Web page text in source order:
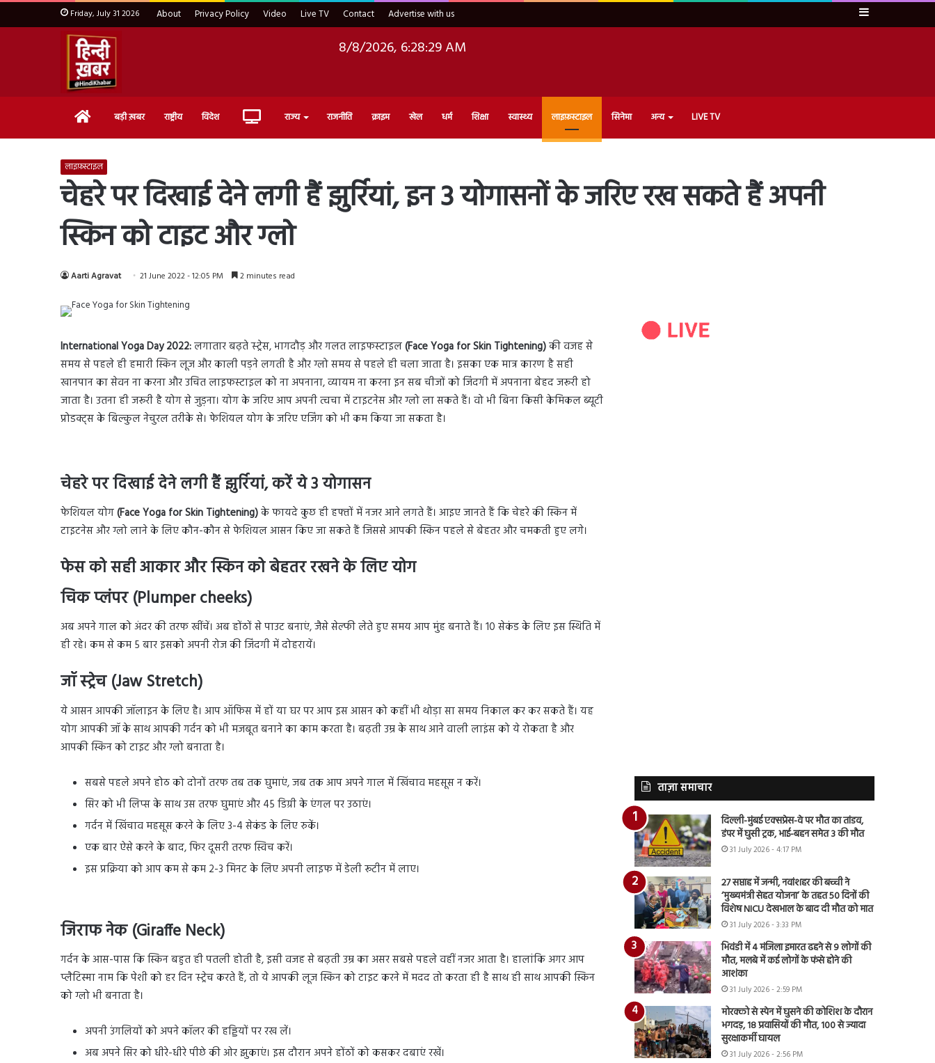
Friday, July 31 2026 About Privacy Policy Video Live TV Contact Advertise with us Sidebar
8/8/2026, 6:28:30 AM
Home बड़ी ख़बर राष्ट्रीय विदेश Live राज्य राजनीति क्राइम खेल धर्म शिक्षा स्वास्थ्य लाइफ़स्टाइल सिनेमा अन्य LIVE TV
लाइफ़स्टाइल
चेहरे पर दिखाई देने लगी हैं झुर्रियां, इन 3 योगासनों के जरिए रख सकते हैं अपनी
स्किन को टाइट और ग्लो
Aarti Agravat 21 June 2022 - 12:05 PM 2 minutes read
International Yoga Day 2022:लगातार बढ़ते स्ट्रेस, भागदौड़ और गलत लाइफस्टाइल(Face Yoga for Skin Tightening)की वजह से
समय से पहले ही हमारी स्किन लूज और काली पड़ने लगती है और ग्लो समय से पहले ही चला जाता है। इसका एक मात्र कारण है सही
खानपान का सेवन ना करना और उचित लाइफस्टाइल को ना अपनाना, व्यायम ना करना इन सब चीजों को जिंदगी में अपनाना बेहद जरूरी हो
जाता है। उतना ही जरूरी है योग से जुड़ना। योग के जरिए आप अपनी त्वचा में टाइटनेस और ग्लो ला सकते हैं। वो भी बिना किसी केमिकल ब्यूटी
प्रोडक्ट्स के बिल्कुल नेचुरल तरीके से। फेशियल योग के जरिए एजिंग को भी कम किया जा सकता है।
चेहरे पर दिखाई देने लगी हैं झुर्रियां, करें ये 3 योगासन
फेशियल योग(Face Yoga for Skin Tightening)के फायदे कुछ ही हफ्तों में नजर आने लगते हैं। आइए जानते हैं कि चेहरे की स्किन में
टाइटनेस और ग्लो लाने के लिए कौन-कौन से फेशियल आसन किए जा सकते हैं जिससे आपकी स्किन पहले से बेहतर और चमकती हुए लगे।
फेस को सही आकार और स्किन को बेहतर रखने के लिए योग
चिक प्लंपर (Plumper cheeks)
अब अपने गाल को अंदर की तरफ खींचें। अब होंठों से पाउट बनाएं, जैसे सेल्फी लेते हुए समय आप मुंह बनाते हैं। 10 सेकंड के लिए इस स्थिति में
ही रहे। कम से कम 5 बार इसको अपनी रोज की जिंदगी में दोहरायें।
जॉ स्ट्रेच (Jaw Stretch)
ये आसन आपकी जॉलाइन के लिए है। आप ऑफिस में हों या घर पर आप इस आसन को कहीं भी थोड़ा सा समय निकाल कर कर सकते हैं। यह
योग आपकी जॉ के साथ आपकी गर्दन को भी मजबूत बनाने का काम करता है। बढ़ती उम्र के साथ आने वाली लाइंस को ये रोकता है और
आपकी स्किन को टाइट और ग्लो बनाता है।
सबसे पहले अपने होठ को दोनों तरफ तब तक घुमाएं, जब तक आप अपने गाल में खिंचाव महसूस न करें।
सिर को भी लिप्स के साथ उस तरफ घुमाएं और 45 डिग्री के एंगल पर उठाएं।
गर्दन में खिंचाव महसूस करने के लिए 3-4 सेकंड के लिए रुकें।
एक बार ऐसे करने के बाद, फिर दूसरी तरफ स्विच करें।
इस प्रक्रिया को आप कम से कम 2-3 मिनट के लिए अपनी लाइफ में डेली रूटीन में लाए।
जिराफ नेक (Giraffe Neck)
गर्दन के आस-पास कि स्किन बहुत ही पतली होती है, इसी वजह से बढ़ती उम्र का असर सबसे पहले वहीं नजर आता है। हालांकि अगर आप
प्लैटिस्मा नाम कि पेशी को हर दिन स्ट्रेच करते हैं, तो ये आपकी लूज स्किन को टाइट करने में मदद तो करता ही है साथ ही साथ आपकी स्किन
को ग्लो भी बनाता है।
अपनी उंगलियों को अपने कॉलर की हड्डियों पर रख लें।
अब अपने सिर को धीरे-धीरे पीछे की ओर झुकाएं। इस दौरान अपने होंठों को कसकर दबाएं रखें।
ताज़ा समाचार
दिल्ली-मुंबई एक्सप्रेस-वे पर मौत का तांडव,
डंपर में घुसी ट्रक, भाई-बहन समेत 3 की मौत
31 July 2026 - 4:17 PM
27 सप्ताह में जन्मी, नवांशहर की बच्ची ने
‘मुख्यमंत्री सेहत योजना’ के तहत 50 दिनों की
विशेष NICU देखभाल के बाद दी मौत को मात
31 July 2026 - 3:33 PM
भिवंडी में 4 मंजिला इमारत ढहने से 9 लोगों की
मौत, मलबे में कई लोगों के फंसे होने की
आशंका
31 July 2026 - 2:59 PM
मोरक्को से स्पेन में घुसने की कोशिश के दौरान
भगदड़, 18 प्रवासियों की मौत, 100 से ज्यादा
सुरक्षाकर्मी घायल
31 July 2026 - 2:56 PM